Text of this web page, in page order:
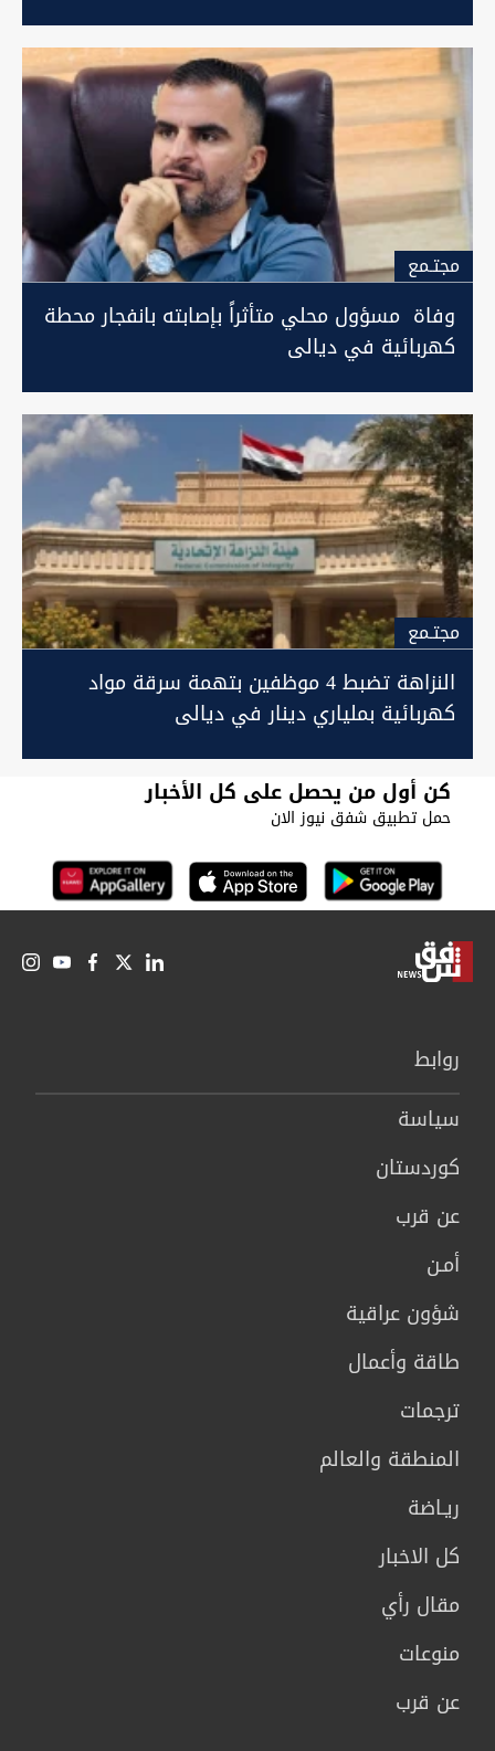
مجتـمع
وفاة مسؤول محلي متأثراً بإصابته بانفجار محطة
كهربائية في ديالى
مجتـمع
النزاهة تضبط 4 موظفين بتهمة سرقة مواد
كهربائية بملياري دينار في ديالى
كن أول من يحصل على كل الأخبار
حمل تطبيق شفق نيوز الان
روابط
سیاسة
كوردستان
عن قرب
أمـن
شؤون عراقية
طاقة وأعمال
ترجمات
المنطقة والعالم
ريـاضة
كل الاخبار
مقال رأي
منوعات
عن قرب